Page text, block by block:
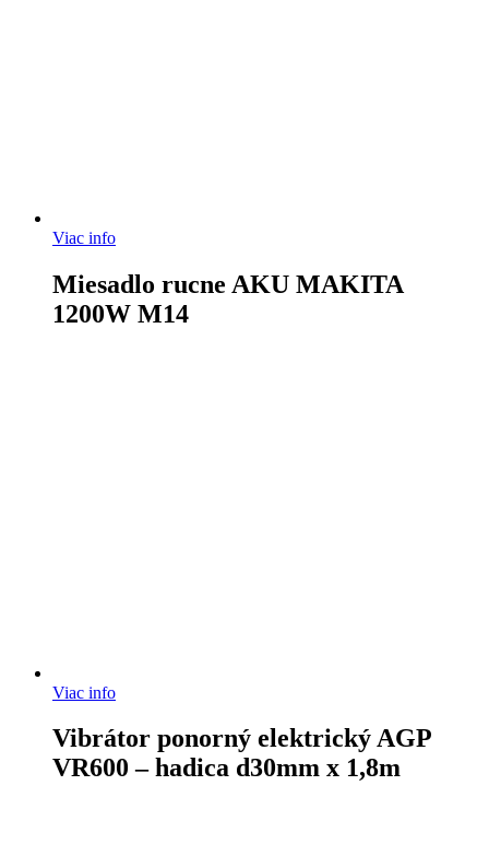
Viac info
Miesadlo rucne AKU MAKITA
1200W M14
Viac info
Vibrátor ponorný elektrický AGP
VR600 – hadica d30mm x 1,8m